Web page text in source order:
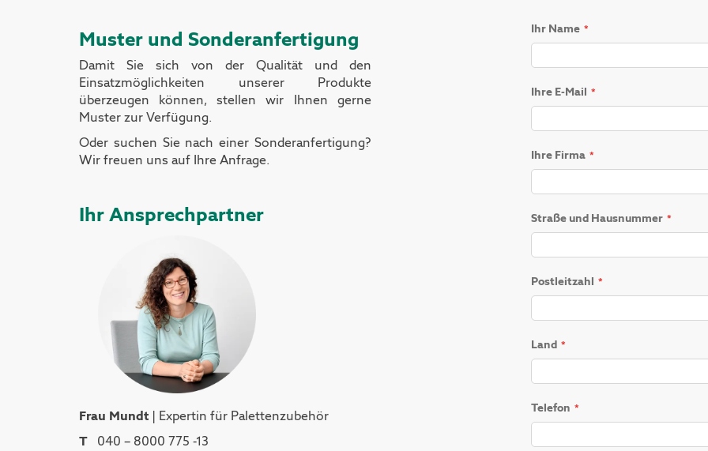
Muster und Sonderanfertigung
Damit Sie sich von der Qualität und den
Einsatzmöglichkeiten unserer Produkte
überzeugen können, stellen wir Ihnen gerne
Muster zur Verfügung.
Oder suchen Sie nach einer Sonderanfertigung?
Wir freuen uns auf Ihre Anfrage.
Ihr Ansprechpartner
Frau Mundt | Expertin für Palettenzubehör
T 040 – 8000 775 -13
Ihr Name
Ihre E-Mail
Ihre Firma
Straße und Hausnummer
Postleitzahl
Land
Telefon